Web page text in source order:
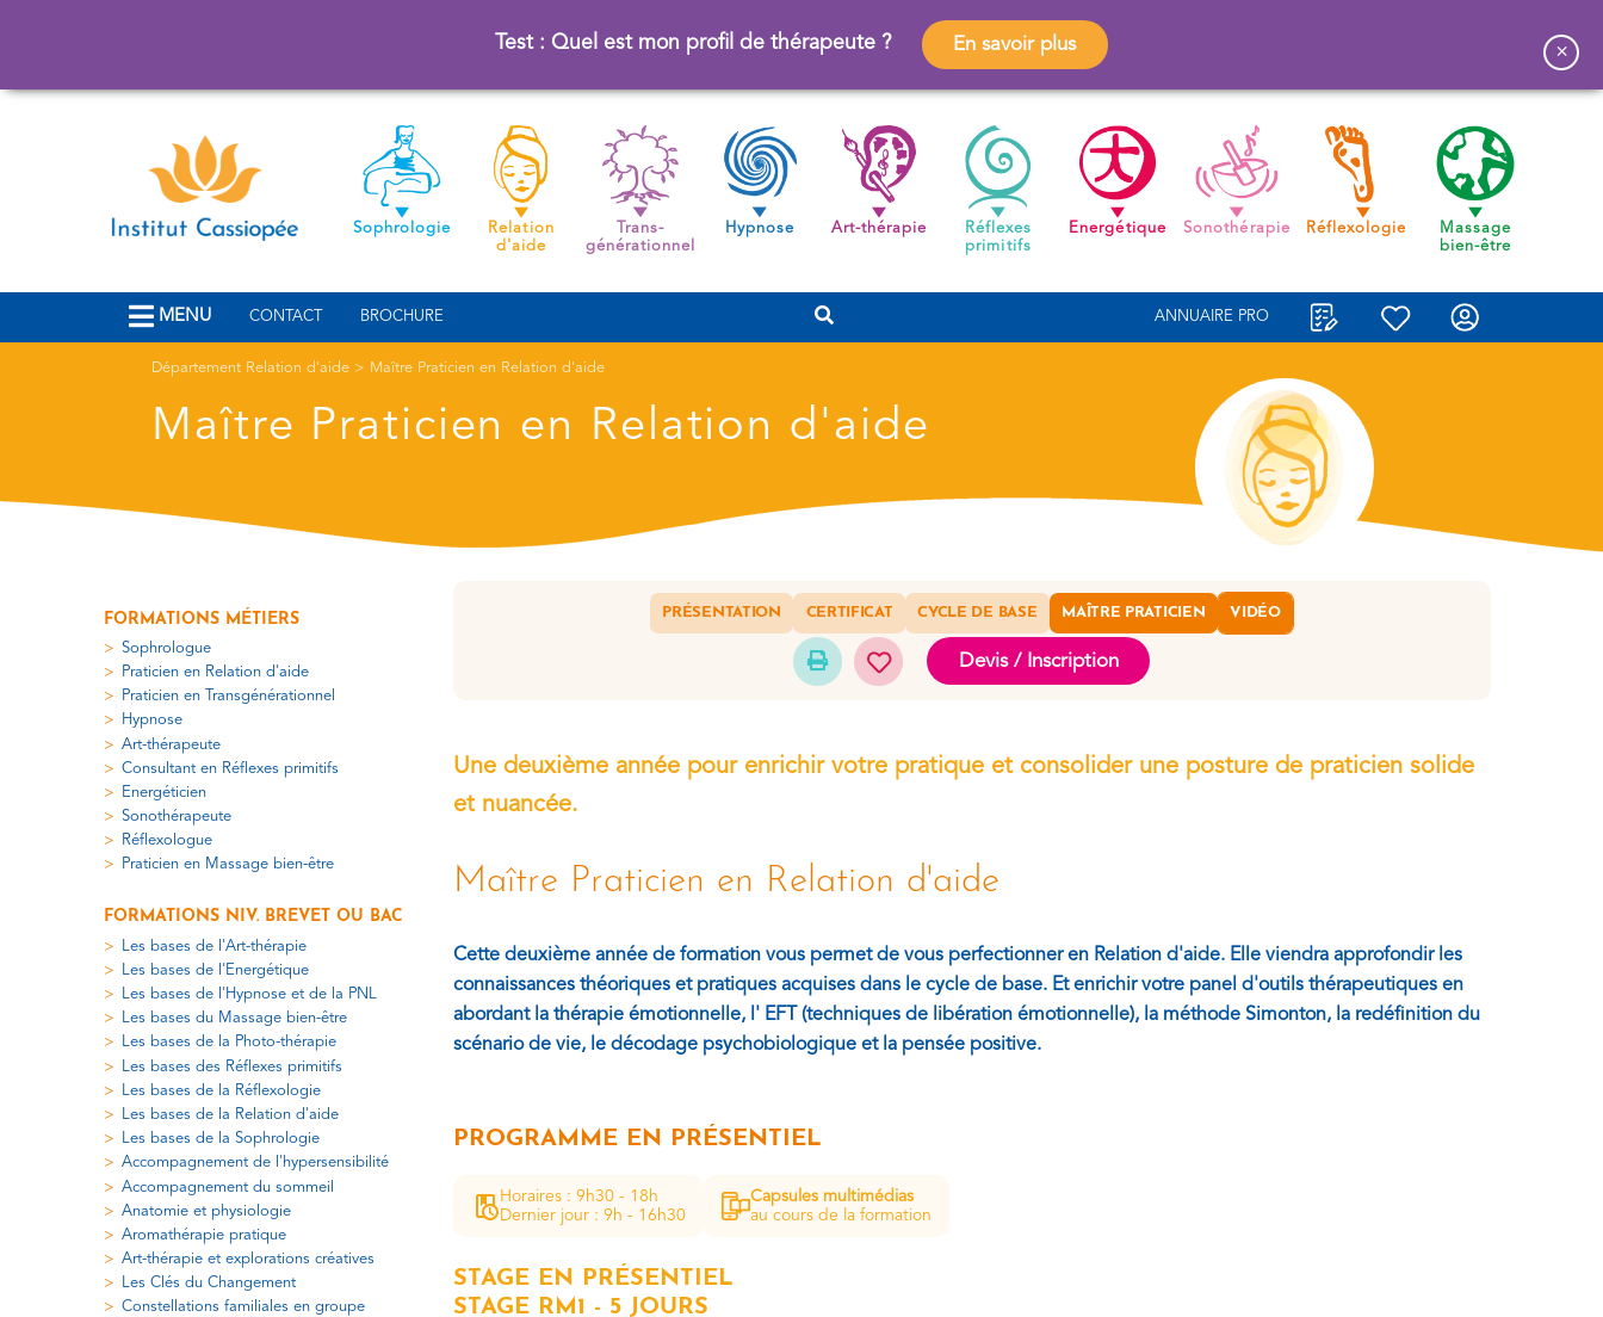
Test : Quel est mon profil de thérapeute ? En savoir plus ×
Sophrologie
Relation
d'aide
Trans-
générationnel
Hypnose Art-thérapie
Réflexes
primitifs
Energétique Sonothérapie Réflexologie
Massage
bien-être
MENU CONTACT BROCHURE ANNUAIRE PRO
Département Relation d'aide > Maître Praticien en Relation d'aide
Maître Praticien en Relation d'aide
FORMATIONS MÉTIERS
Sophrologue
Praticien en Relation d'aide
Praticien en Transgénérationnel
Hypnose
Art-thérapeute
Consultant en Réflexes primitifs
Energéticien
Sonothérapeute
Réflexologue
Praticien en Massage bien-être
FORMATIONS NIV. BREVET OU BAC
Les bases de l'Art-thérapie
Les bases de l'Energétique
Les bases de l'Hypnose et de la PNL
Les bases du Massage bien-être
Les bases de la Photo-thérapie
Les bases des Réflexes primitifs
Les bases de la Réflexologie
Les bases de la Relation d'aide
Les bases de la Sophrologie
Accompagnement de l'hypersensibilité
Accompagnement du sommeil
Anatomie et physiologie
Aromathérapie pratique
Art-thérapie et explorations créatives
Les Clés du Changement
Constellations familiales en groupe
PRÉSENTATION CERTIFICAT CYCLE DE BASE MAÎTRE PRATICIEN VIDÉO
Devis / Inscription
Une deuxième année pour enrichir votre pratique et consolider une posture de praticien solide
et nuancée.
Maître Praticien en Relation d'aide
Cette deuxième année de formation vous permet de vous perfectionner en Relation d'aide. Elle viendra approfondir les
connaissances théoriques et pratiques acquises dans le cycle de base. Et enrichir votre panel d'outils thérapeutiques en
abordant la thérapie émotionnelle, l' EFT (techniques de libération émotionnelle), la méthode Simonton, la redéfinition du
scénario de vie, le décodage psychobiologique et la pensée positive.
PROGRAMME EN PRÉSENTIEL
Horaires : 9h30 - 18h
Dernier jour : 9h - 16h30
Capsules multimédias
au cours de la formation
STAGE EN PRÉSENTIEL
STAGE RM1 - 5 JOURS